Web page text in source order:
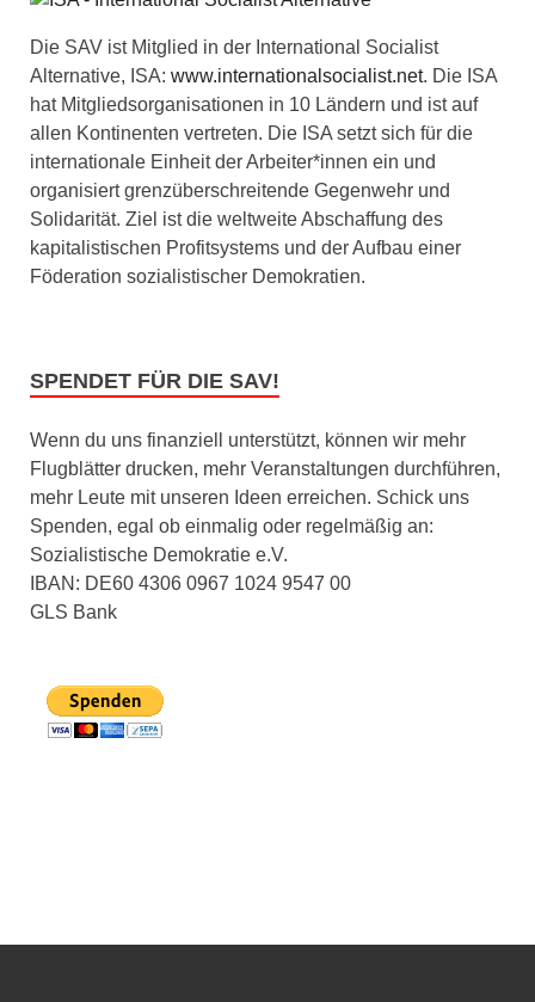
Die SAV ist Mitglied in der International Socialist
Alternative, ISA: www.internationalsocialist.net. Die ISA
hat Mitgliedsorganisationen in 10 Ländern und ist auf
allen Kontinenten vertreten. Die ISA setzt sich für die
internationale Einheit der Arbeiter*innen ein und
organisiert grenzüberschreitende Gegenwehr und
Solidarität. Ziel ist die weltweite Abschaffung des
kapitalistischen Profitsystems und der Aufbau einer
Föderation sozialistischer Demokratien.
SPENDET FÜR DIE SAV!
Wenn du uns finanziell unterstützt, können wir mehr
Flugblätter drucken, mehr Veranstaltungen durchführen,
mehr Leute mit unseren Ideen erreichen. Schick uns
Spenden, egal ob einmalig oder regelmäßig an:
Sozialistische Demokratie e.V.
IBAN: DE60 4306 0967 1024 9547 00
GLS Bank